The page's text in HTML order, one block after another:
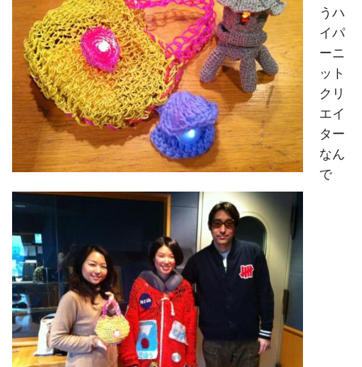
うハ
イパ
ーニ
ット
クリ
エイ
ター
なん
で